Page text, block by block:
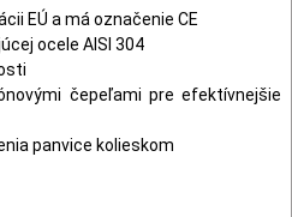
EÚ a má označenie CE
ocele AISI 304
čepeľami pre efektívnejšie
panvice kolieskom